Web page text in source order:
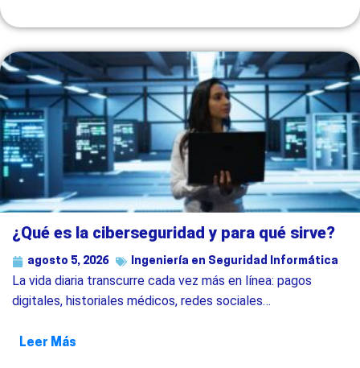
¿Qué es la ciberseguridad y para qué sirve?
agosto 5, 2026 Ingeniería en Seguridad Informática
La vida diaria transcurre cada vez más en línea: pagos
digitales, historiales médicos, redes sociales…
Leer Más